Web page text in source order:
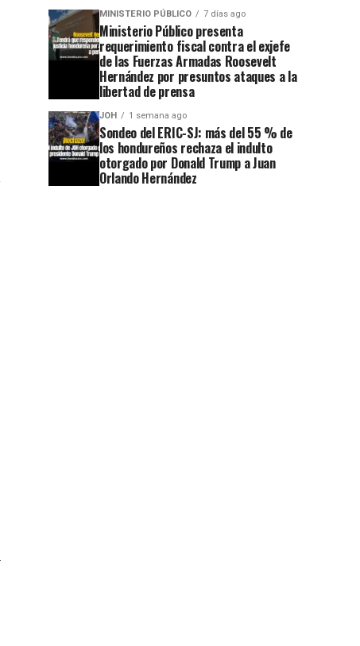
MINISTERIO PÚBLICO 7 días ago
Ministerio Público presenta
requerimiento fiscal contra el exjefe
de las Fuerzas Armadas Roosevelt
Hernández por presuntos ataques a la
libertad de prensa
JOH 1 semana ago
Sondeo del ERIC-SJ: más del 55 % de
los hondureños rechaza el indulto
otorgado por Donald Trump a Juan
Orlando Hernández